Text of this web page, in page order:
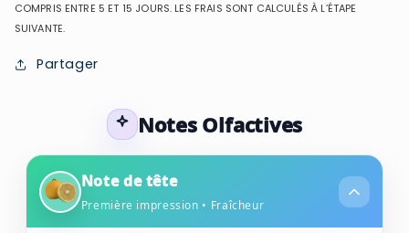
COMPRIS ENTRE 5 ET 15 JOURS. LES FRAIS SONT CALCULÉS À L’ÉTAPE
SUIVANTE.
Partager
Notes Olfactives
Note de tête
Première impression • Fraîcheur